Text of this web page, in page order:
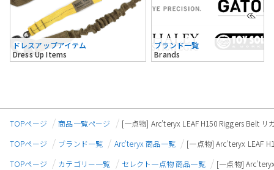
ドレスアップアイテム
Dress Up Items
ブランド一覧
Brands
TOPページ 商品一覧ページ
[一点物] Arc'teryx LEAF H150 Riggers Belt リ
TOPページ
ブランド一覧 Arc'teryx 商品一覧
[一点物] Arc'teryx LEAF
TOPページ
カテゴリー一覧 セレクト一点物 商品一覧
[一点物]